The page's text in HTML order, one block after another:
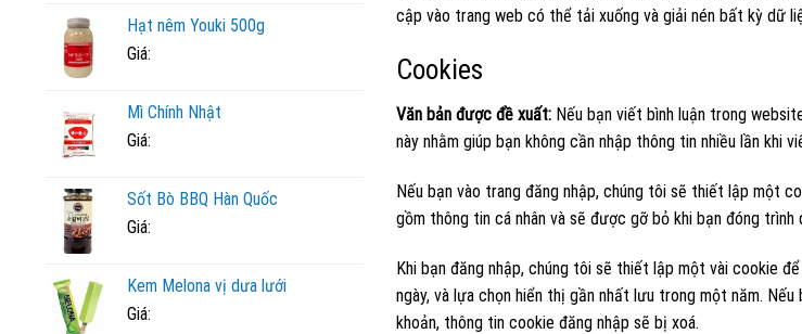
cập vào trang web có thể tải xuống và giải nén bất kỳ dữ
Cookies
Văn bản được đề xuất: Nếu bạn viết bình luận trong
này nhằm giúp bạn không cần nhập thông tin nhiều lần khi
Nếu bạn vào trang đăng nhập, chúng tôi sẽ thiết lập một
gồm thông tin cá nhân và sẽ được gỡ bỏ khi bạn đóng trình
Khi bạn đăng nhập, chúng tôi sẽ thiết lập một vài cookie
ngày, và lựa chọn hiển thị gần nhất lưu trong một năm.
khoản, thông tin cookie đăng nhập sẽ bị xoá.
Hạt nêm Youki 500g
Giá:
Mì Chính Nhật
Giá:
Sốt Bò BBQ Hàn Quốc
Giá:
Kem Melona vị dưa lưới
Giá: